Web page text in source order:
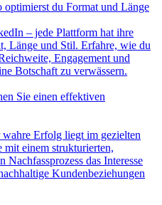
du Format und Länge
– jede Plattform hat ihre
Länge und Stil. Erfahre, wie du
Engagement und
Botschaft zu verwässern.
Sie einen effektiven
Erfolg liegt im gezielten
mit einem strukturierten,
Nachfassprozess das Interesse
Kundenbeziehungen